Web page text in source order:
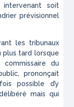
soit
prévisionnel
les tribunaux
plus tard lorsque
du
prononçait
possible d’y
mais qui